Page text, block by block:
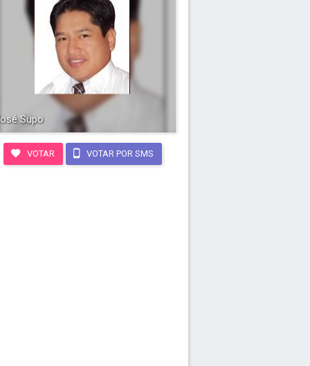
Supo
VOTAR VOTAR POR SMS